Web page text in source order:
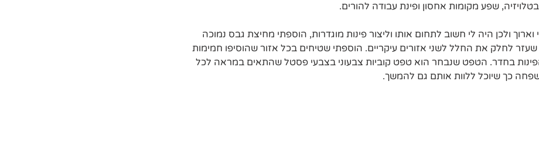
שפע מקומות אחסון ופינת עבודה להורים.
ולכן היה לי חשוב לתחום אותו וליצור פינות מוגדרות, הוספתי מחיצת גבס נמוכה
לחלק את החלל לשני אזורים עיקריים. הוספתי שטיחים בכל אזור שהוסיפו חמימות
בחדר. הטפט שנבחר הוא טפט קוביות צבעוני בצבעי פסטל שהתאים במראה לכל
כך שיוכל ללוות אותם גם להמשך.